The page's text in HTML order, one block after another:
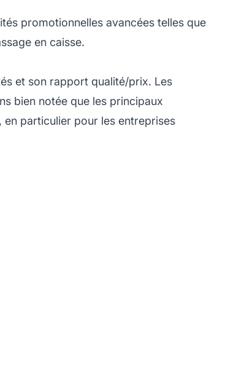
promotionnelles avancées telles que
en caisse.
et son rapport qualité/prix. Les
bien notée que les principaux
particulier pour les entreprises